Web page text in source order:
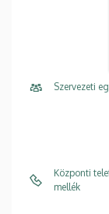
Szervezeti
Központi
mellék